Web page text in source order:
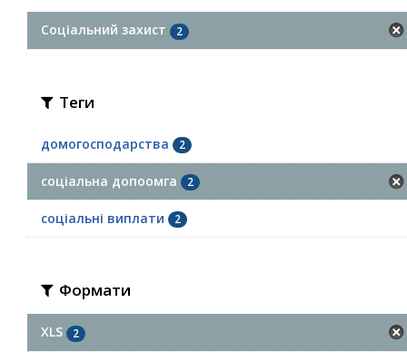
Соціальний захист 2
Теги
домогосподарства 2
соціальна допоомга 2
соціальні виплати 2
Формати
XLS 2